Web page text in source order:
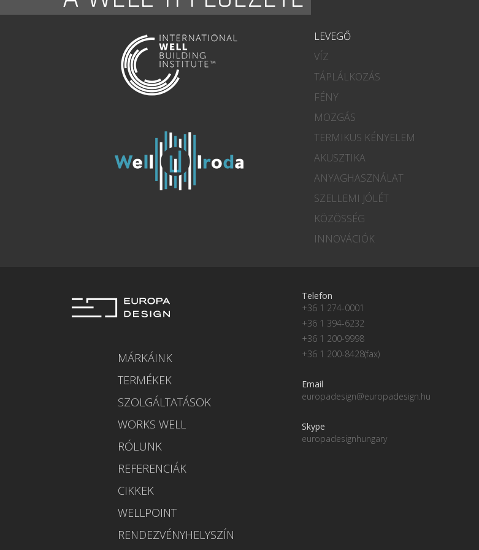
LEVEGŐ
VÍZ
TÁPLÁLKOZÁS
FÉNY
MOZGÁS
TERMIKUS KÉNYELEM
AKUSZTIKA
ANYAGHASZNÁLAT
SZELLEMI JÓLÉT
KÖZÖSSÉG
INNOVÁCIÓK
MÁRKÁINK
TERMÉKEK
SZOLGÁLTATÁSOK
WORKS WELL
RÓLUNK
REFERENCIÁK
CIKKEK
WELLPOINT
RENDEZVÉNYHELYSZÍN
Telefon
+36 1 274-0001
+36 1 394-6232
+36 1 200-9998
+36 1 200-8428(fax)
Email
europadesign@europadesign.hu
Skype
europadesignhungary